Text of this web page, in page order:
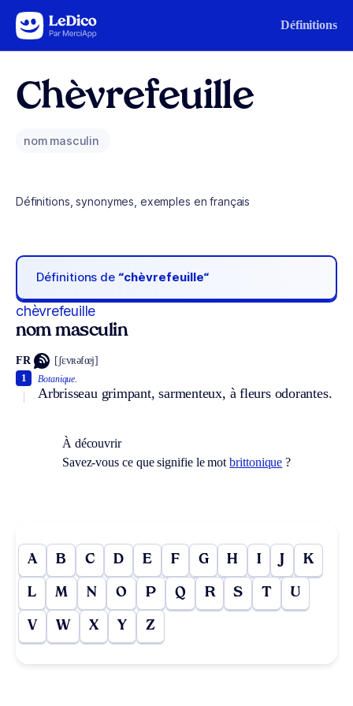
Aller au contenu Définitions
Chèvrefeuille
nom masculin
Définitions, synonymes, exemples en français
Définitions de “chèvrefeuille“
chèvrefeuille
nom masculin
FR [ʃɛvʀəfœj]
Botanique.
Arbrisseau grimpant, sarmenteux, à fleurs odorantes.
1
À découvrir
Savez-vous ce que signifie le motbrittonique ?
A B C D E F G H I J K
L M N O P Q R S T U
V W X Y Z